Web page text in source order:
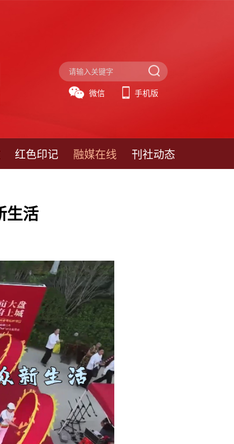
微信 手机版
红色印记 融媒在线 刊社动态
生活